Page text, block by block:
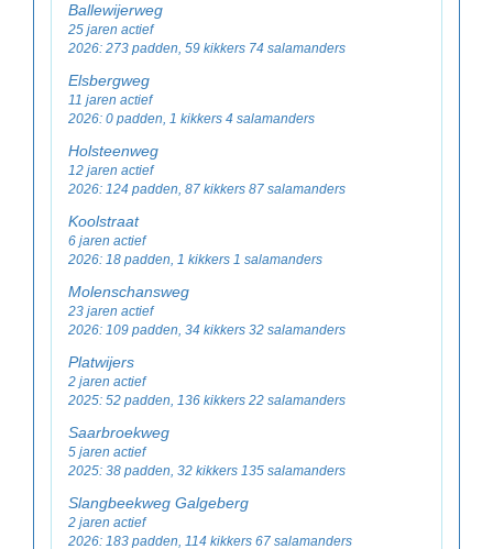
Ballewijerweg
25 jaren actief
2026: 273 padden, 59 kikkers 74 salamanders
Elsbergweg
11 jaren actief
2026: 0 padden, 1 kikkers 4 salamanders
Holsteenweg
12 jaren actief
2026: 124 padden, 87 kikkers 87 salamanders
Koolstraat
6 jaren actief
2026: 18 padden, 1 kikkers 1 salamanders
Molenschansweg
23 jaren actief
2026: 109 padden, 34 kikkers 32 salamanders
Platwijers
2 jaren actief
2025: 52 padden, 136 kikkers 22 salamanders
Saarbroekweg
5 jaren actief
2025: 38 padden, 32 kikkers 135 salamanders
Slangbeekweg Galgeberg
2 jaren actief
2026: 183 padden, 114 kikkers 67 salamanders